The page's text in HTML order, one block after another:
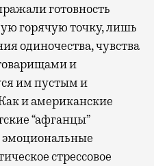
готовность
горячую точку, лишь
одиночества, чувства
и
им пустым и
и американские
“афганцы”
стрессовое